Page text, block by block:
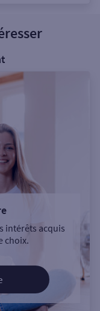
intérêts acquis
choix.